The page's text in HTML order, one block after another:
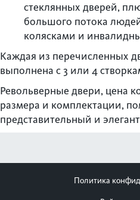
стеклянных дверей,
большого потока
колясками и
Каждая из перечисленных
выполнена с 3 или 4
Револьверные двери, цена
размера и комплектации,
представительный и
Политика